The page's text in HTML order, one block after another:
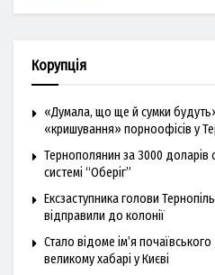
Корупція
«Думала, що ще й сумки
«кришування» порноофісів у
Тернополянин за 3000 доларів
системі “Оберіг”
Ексзаступника голови
відправили до колонії
Стало відоме ім’я
великому хабарі у Києві